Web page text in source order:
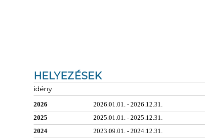
HELYEZÉSEK
idény
2026 2026.01.01. - 2026.12.31.
2025
2025.01.01. - 2025.12.31.
2024
2023.09.01. - 2024.12.31.